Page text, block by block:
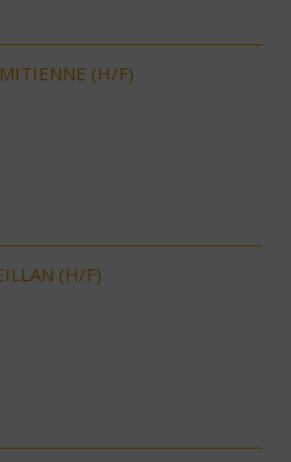
(H/F)
(H/F)